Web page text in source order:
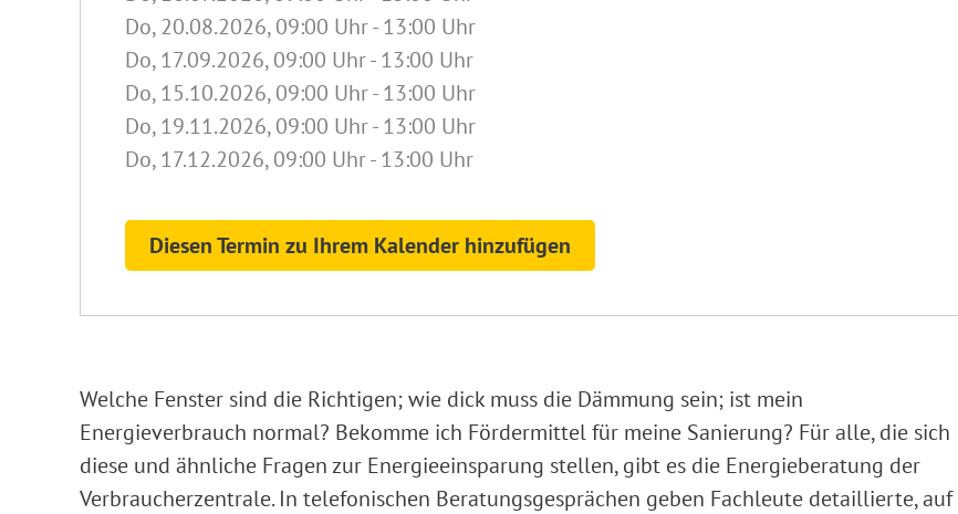
Do, 20.08.2026, 09:00 Uhr- 13:00 Uhr
Do, 17.09.2026, 09:00 Uhr- 13:00 Uhr
Do, 15.10.2026, 09:00 Uhr- 13:00 Uhr
Do, 19.11.2026, 09:00 Uhr- 13:00 Uhr
Do, 17.12.2026, 09:00 Uhr- 13:00 Uhr
Diesen Termin zu Ihrem Kalender hinzufügen
Welche Fenster sind die Richtigen; wie dick muss die Dämmung sein; ist mein
Energieverbrauch normal? Bekomme ich Fördermittel für meine Sanierung? Für alle, die sich
diese und ähnliche Fragen zur Energieeinsparung stellen, gibt es die Energieberatung der
Verbraucherzentrale. In telefonischen Beratungsgesprächen geben Fachleute detaillierte, auf